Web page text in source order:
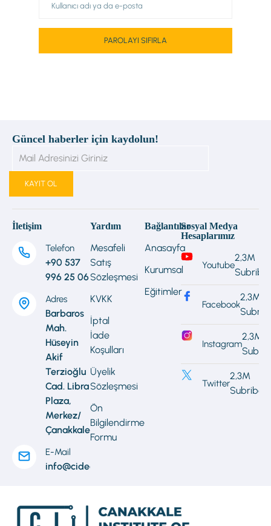
Güncel haberler için kaydolun!
İletişim
Telefon
+90 537
996 25 06
Adres
Barbaros
Mah.
Hüseyin
Akif
Terzioğlu
Cad. Libra
Plaza,
Merkez/
Çanakkale
E-Mail
info@cideonline.com.tr
Yardım
Mesafeli
Satış
Sözleşmesi
KVKK
İptal
İade
Koşulları
Üyelik
Sözleşmesi
Ön
Bilgilendirme
Formu
Bağlantılar
Anasayfa
Kurumsal
Eğitimler
Sosyal Medya
Hesaplarımız
Youtube
2,3M
Subribe
Facebook
2,3M
Instagram
2,3M
Twitter
2,3M
Subribe